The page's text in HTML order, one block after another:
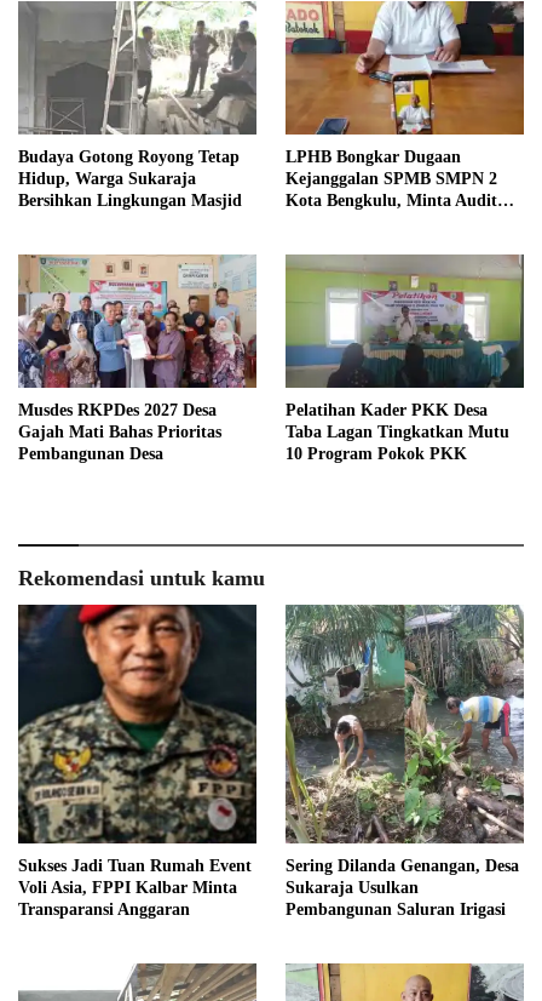
Budaya Gotong Royong Tetap
Hidup, Warga Sukaraja
Bersihkan Lingkungan Masjid
LPHB Bongkar Dugaan
Kejanggalan SPMB SMPN 2
Kota Bengkulu, Minta Audit
Musdes RKPDes 2027 Desa
Gajah Mati Bahas Prioritas
Pembangunan Desa
Pelatihan Kader PKK Desa
Taba Lagan Tingkatkan Mutu
10 Program Pokok PKK
Rekomendasi untuk kamu
Sukses Jadi Tuan Rumah Event
Voli Asia, FPPI Kalbar Minta
Transparansi Anggaran
Sering Dilanda Genangan, Desa
Sukaraja Usulkan
Pembangunan Saluran Irigasi